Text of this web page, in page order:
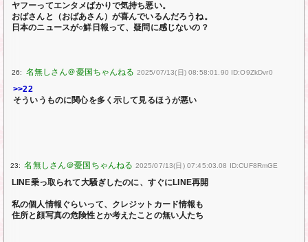
ヤフーってエンタメばかりで気持ち悪い。
おばさんと（おばあさん）が喜んでいるんだろうね。
日本のニュースが○鮮日報って、疑問に感じないの？
26: 2025/07/13(日) 08:58:01.90 ID:O9ZkDvr0
>>22
そういうものに関心を多く示して見るほうが悪い
23: 2025/07/13(日) 07:45:03.08 ID:CUF8RmGE
LINE乗っ取られて大騒ぎしたのに、すぐにLINE再開
私の個人情報ぐらいって、クレジットカード情報も
住所と顔写真の危険性とか考えたことの無い人たち